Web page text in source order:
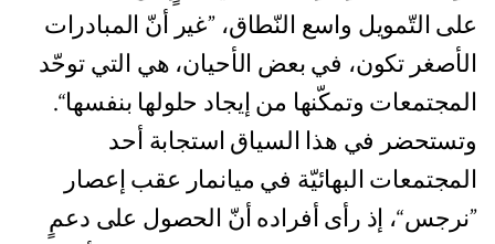
على التّمويل واسع النّطاق، ”غير أنّ المبادرات
الأصغر تكون، في بعض الأحيان، هي التي توحّد
المجتمعات وتمكّنها من إيجاد حلولها بنفسها“.
وتستحضر في هذا السياق استجابة أحد
المجتمعات البهائيّة في ميانمار عقب إعصار
”نرجس“، إذ رأى أفراده أنّ الحصول على دعمٍ